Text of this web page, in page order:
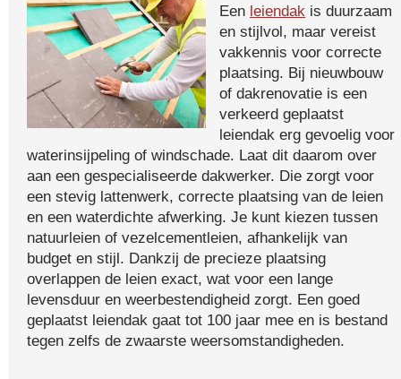
Een leiendak is duurzaam
en stijlvol, maar vereist
vakkennis voor correcte
plaatsing. Bij nieuwbouw
of dakrenovatie is een
verkeerd geplaatst
leiendak erg gevoelig voor
waterinsijpeling of windschade. Laat dit daarom over
aan een gespecialiseerde dakwerker. Die zorgt voor
een stevig lattenwerk, correcte plaatsing van de leien
en een waterdichte afwerking. Je kunt kiezen tussen
natuurleien of vezelcementleien, afhankelijk van
budget en stijl. Dankzij de precieze plaatsing
overlappen de leien exact, wat voor een lange
levensduur en weerbestendigheid zorgt. Een goed
geplaatst leiendak gaat tot 100 jaar mee en is bestand
tegen zelfs de zwaarste weersomstandigheden.